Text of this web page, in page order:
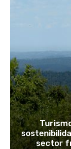
sector